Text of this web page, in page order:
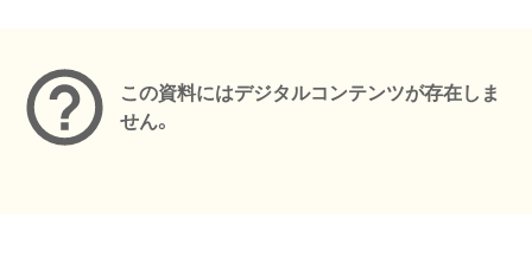
この資料にはデジタルコンテンツが存在しま
せん。